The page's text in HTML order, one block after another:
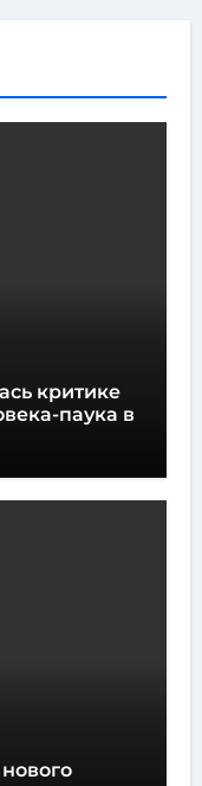
критике
паука в